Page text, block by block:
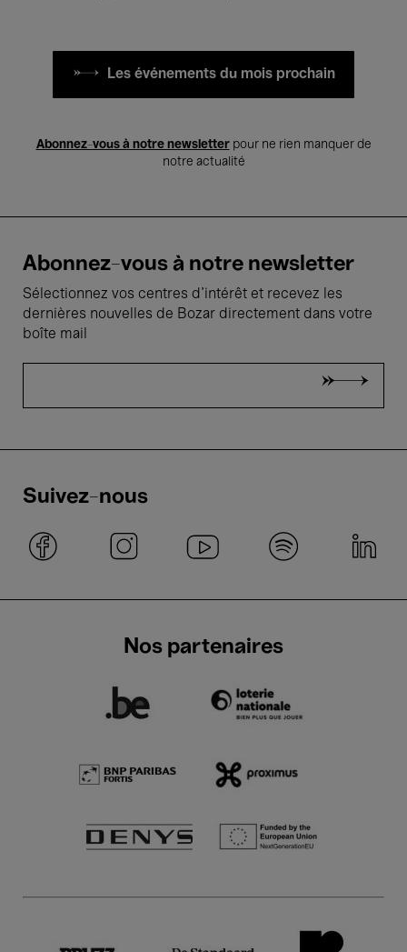
Les événements du mois prochain
Abonnez-vous à notre newsletterpour ne rien manquer de
notre actualité
Abonnez-vous à notre newsletter
Sélectionnez vos centres d'intérêt et recevez les
dernières nouvelles de Bozar directement dans votre
boîte mail
Suivez-nous
Nos partenaires